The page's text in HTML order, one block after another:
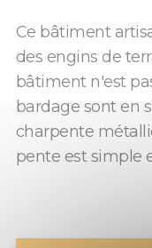
Ce bâtiment
des engins de
bâtiment n'est
bardage sont en
charpente
pente est simple